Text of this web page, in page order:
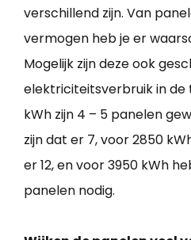
verschillend zijn. Van
vermogen heb je er
Mogelijk zijn deze ook
elektriciteitsverbruik in de
kWh zijn 4 – 5 panelen
zijn dat er 7, voor 2850
er 12, en voor 3950 kWh
panelen nodig.